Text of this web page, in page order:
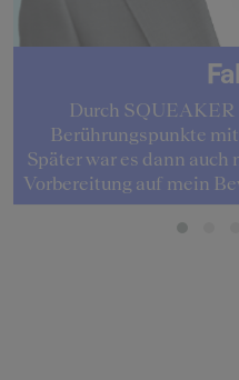
Durch
Berührungspunkte
Später war es dann
Vorbereitung auf mein